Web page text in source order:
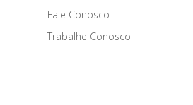
Fale Conosco
Trabalhe Conosco